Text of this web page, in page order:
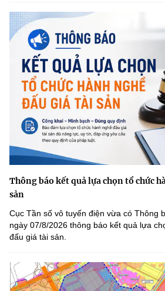
Thông báo kết quả lựa chọn tổ chức
sản
Cục Tần số vô tuyến điện vừa có Thông
ngày 07/8/2026 thông báo kết quả lựa
đấu giá tài sản.